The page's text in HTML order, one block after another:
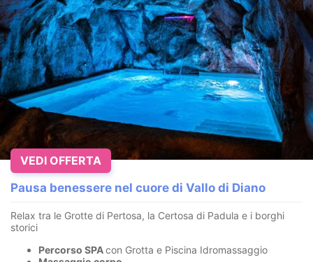
Pausa benessere nel cuore di Vallo di Diano
Relax tra le Grotte di Pertosa, la Certosa di Padula e i borghi
storici
Percorso SPAcon Grotta e Piscina Idromassaggio
VEDI OFFERTA